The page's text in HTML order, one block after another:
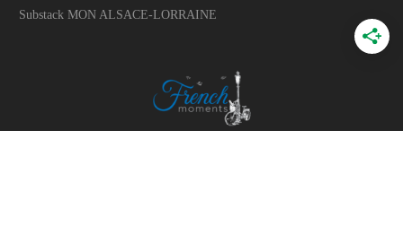
Substack MON ALSACE-LORRAINE